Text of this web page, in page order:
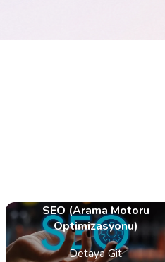
SEO (Arama Motoru
Optimizasyonu)
Detaya Git